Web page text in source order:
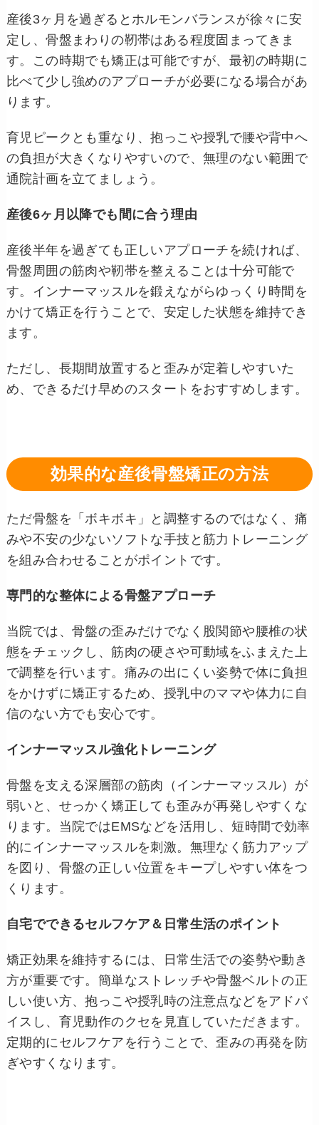
産後3ヶ月を過ぎるとホルモンバランスが徐々に安
定し、骨盤まわりの靭帯はある程度固まってきま
す。この時期でも矯正は可能ですが、最初の時期に
比べて少し強めのアプローチが必要になる場合があ
ります。
育児ピークとも重なり、抱っこや授乳で腰や背中へ
の負担が大きくなりやすいので、無理のない範囲で
通院計画を立てましょう。
産後6ヶ月以降でも間に合う理由
産後半年を過ぎても正しいアプローチを続ければ、
骨盤周囲の筋肉や靭帯を整えることは十分可能で
す。インナーマッスルを鍛えながらゆっくり時間を
かけて矯正を行うことで、安定した状態を維持でき
ます。
ただし、長期間放置すると歪みが定着しやすいた
め、できるだけ早めのスタートをおすすめします。
効果的な産後骨盤矯正の方法
ただ骨盤を「ボキボキ」と調整するのではなく、痛
みや不安の少ないソフトな手技と筋力トレーニング
を組み合わせることがポイントです。
専門的な整体による骨盤アプローチ
当院では、骨盤の歪みだけでなく股関節や腰椎の状
態をチェックし、筋肉の硬さや可動域をふまえた上
で調整を行います。痛みの出にくい姿勢で体に負担
をかけずに矯正するため、授乳中のママや体力に自
信のない方でも安心です。
インナーマッスル強化トレーニング
骨盤を支える深層部の筋肉（インナーマッスル）が
弱いと、せっかく矯正しても歪みが再発しやすくな
ります。当院ではEMSなどを活用し、短時間で効率
的にインナーマッスルを刺激。無理なく筋力アップ
を図り、骨盤の正しい位置をキープしやすい体をつ
くります。
自宅でできるセルフケア＆日常生活のポイント
矯正効果を維持するには、日常生活での姿勢や動き
方が重要です。簡単なストレッチや骨盤ベルトの正
しい使い方、抱っこや授乳時の注意点などをアドバ
イスし、育児動作のクセを見直していただきます。
定期的にセルフケアを行うことで、歪みの再発を防
ぎやすくなります。